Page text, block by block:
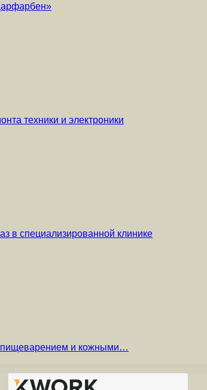
техники и электроники
в специализированной клинике
пищеварением и кожными…